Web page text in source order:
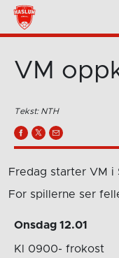
VM
Tekst: NTH
Fredag starter VM i
For spillerne ser
Onsdag 12.01
Kl 0900- frokost